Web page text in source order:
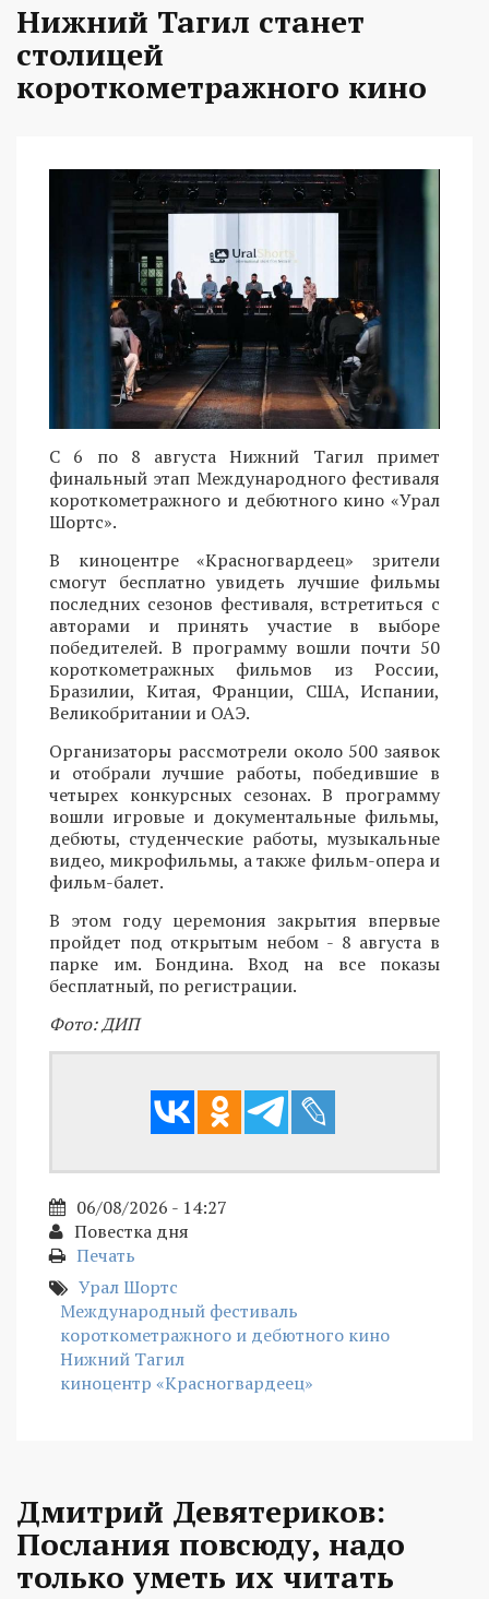
Нижний Тагил станет
столицей
короткометражного кино
С 6 по 8 августа Нижний Тагил примет
финальный этап Международного фестиваля
короткометражного и дебютного кино «Урал
Шортс».
В киноцентре «Красногвардеец» зрители
смогут бесплатно увидеть лучшие фильмы
последних сезонов фестиваля, встретиться с
авторами и принять участие в выборе
победителей. В программу вошли почти 50
короткометражных фильмов из России,
Бразилии, Китая, Франции, США, Испании,
Великобритании и ОАЭ.
Организаторы рассмотрели около 500 заявок
и отобрали лучшие работы, победившие в
четырех конкурсных сезонах. В программу
вошли игровые и документальные фильмы,
дебюты, студенческие работы, музыкальные
видео, микрофильмы, а также фильм-опера и
фильм-балет.
В этом году церемония закрытия впервые
пройдет под открытым небом - 8 августа в
парке им. Бондина. Вход на все показы
бесплатный, по регистрации.
Фото: ДИП
06/08/2026 - 14:27
Повестка дня
Печать
Урал Шортс
Международный фестиваль
короткометражного и дебютного кино
Нижний Тагил
киноцентр «Красногвардеец»
Дмитрий Девятериков:
Послания повсюду, надо
только уметь их читать